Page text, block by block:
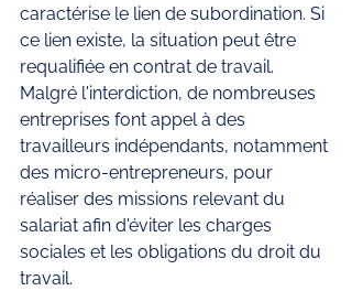
caractérise le lien de subordination. Si
ce lien existe, la situation peut être
requalifiée en contrat de travail.
Malgré l'interdiction, de nombreuses
entreprises font appel à des
travailleurs indépendants, notamment
des micro-entrepreneurs, pour
réaliser des missions relevant du
salariat afin d'éviter les charges
sociales et les obligations du droit du
travail.